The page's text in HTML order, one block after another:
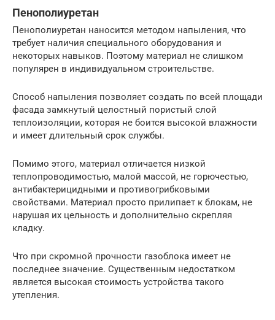
Пенополиуретан
Пенополиуретан наносится методом напыления, что
требует наличия специального оборудования и
некоторых навыков. Поэтому материал не слишком
популярен в индивидуальном строительстве.
Способ напыления позволяет создать по всей площади
фасада замкнутый целостный пористый слой
теплоизоляции, которая не боится высокой влажности
и имеет длительный срок службы.
Помимо этого, материал отличается низкой
теплопроводимостью, малой массой, не горючестью,
антибактерицидными и противогрибковыми
свойствами. Материал просто прилипает к блокам, не
нарушая их цельность и дополнительно скрепляя
кладку.
Что при скромной прочности газоблока имеет не
последнее значение. Существенным недостатком
является высокая стоимость устройства такого
утепления.